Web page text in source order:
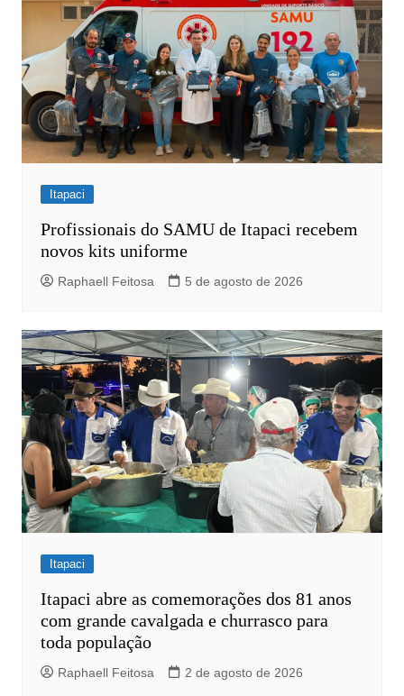
Itapaci
Profissionais do SAMU de Itapaci recebem
novos kits uniforme
Raphaell Feitosa 5 de agosto de 2026
Itapaci
Itapaci abre as comemorações dos 81 anos
com grande cavalgada e churrasco para
toda população
Raphaell Feitosa 2 de agosto de 2026